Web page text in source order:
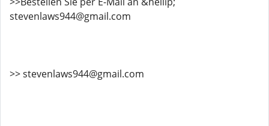
stevenlaws944@gmail.com
>> stevenlaws944@gmail.com